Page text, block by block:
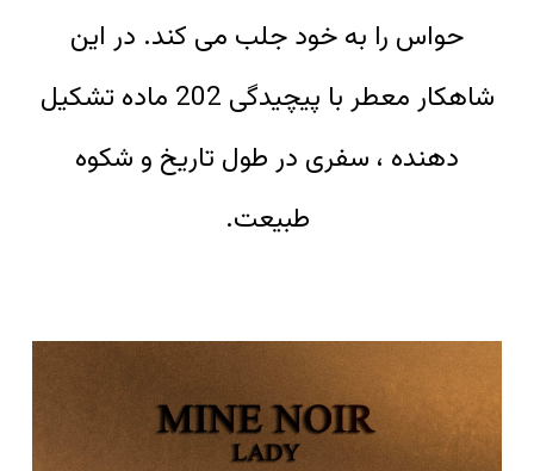
حواس را به خود جلب می کند. در این
شاهکار معطر با پیچیدگی 202 ماده تشکیل
دهنده ، سفری در طول تاریخ و شکوه
طبیعت.